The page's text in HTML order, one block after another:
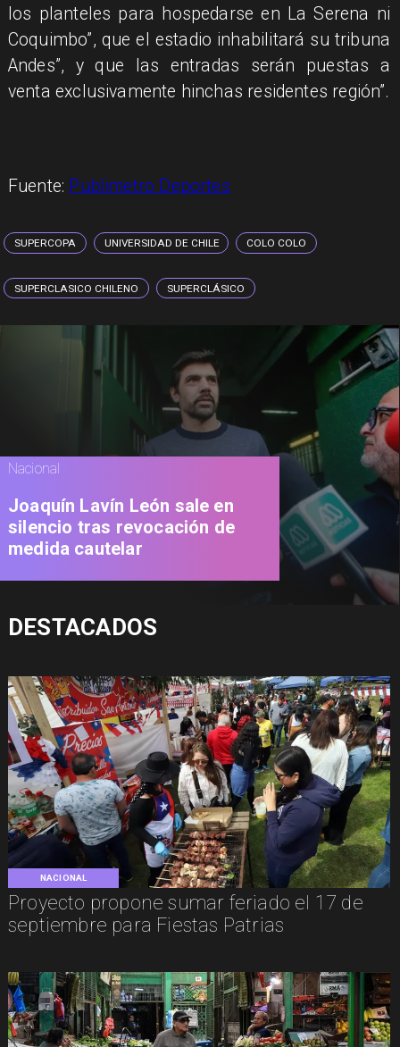
los planteles para hospedarse en La Serena ni
Coquimbo”, que el estadio inhabilitará su tribuna
Andes”, y que las entradas serán puestas a
venta exclusivamente hinchas residentes región”.
Fuente: Publimetro Deportes
SUPERCOPA UNIVERSIDAD DE CHILE COLO COLO
SUPERCLASICO CHILENO SUPERCLÁSICO
NACIONAL
Proyecto propone sumar feriado el 17 de
septiembre para Fiestas Patrias
Nacional
Joaquín Lavín León sale en
silencio tras revocación de
medida cautelar
DESTACADOS